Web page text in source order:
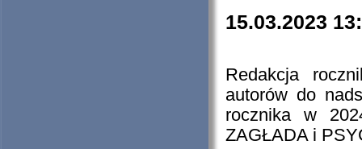
15.03.2023
Redakcja
autorów do
rocznika w
ZAGŁADA i